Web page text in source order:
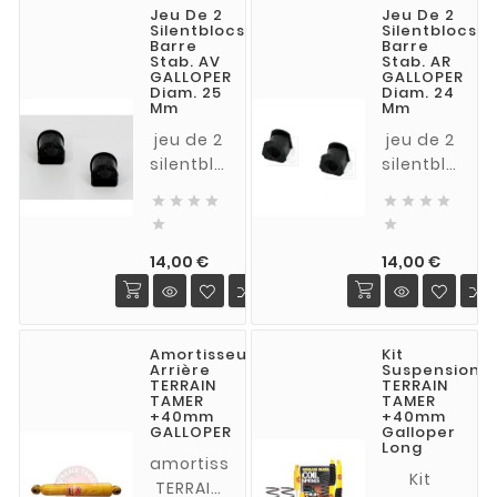
Sport,
L200 K74
,
Hyundai
Galloper
Jeu De 2
Silentblocs
Barre
Stab. AV
GALLOPER
Diam. 25
Mm
jeu de 2
silentblocs
de barre
stabilisatrice
AV
diamètre
25 mm
central)
pour
HYUNDAI
Galloper
   

14,00 €Prix
Jeu De 2
Silentblocs
Barre
Stab. AR
GALLOPER
Diam. 24
Mm
jeu de 2
silentblocs
de barre
arrière
diamètre
24 mm
central)
pour
HYUNDAI
Galloper
   

14,00 €Prix
Amortisseur
Arrière
TERRAIN
TAMER
+40mm
GALLOPER
amortisseur
TERRAIN
Kit
Suspension
TERRAIN
TAMER
+40mm
Galloper
Long
Kit